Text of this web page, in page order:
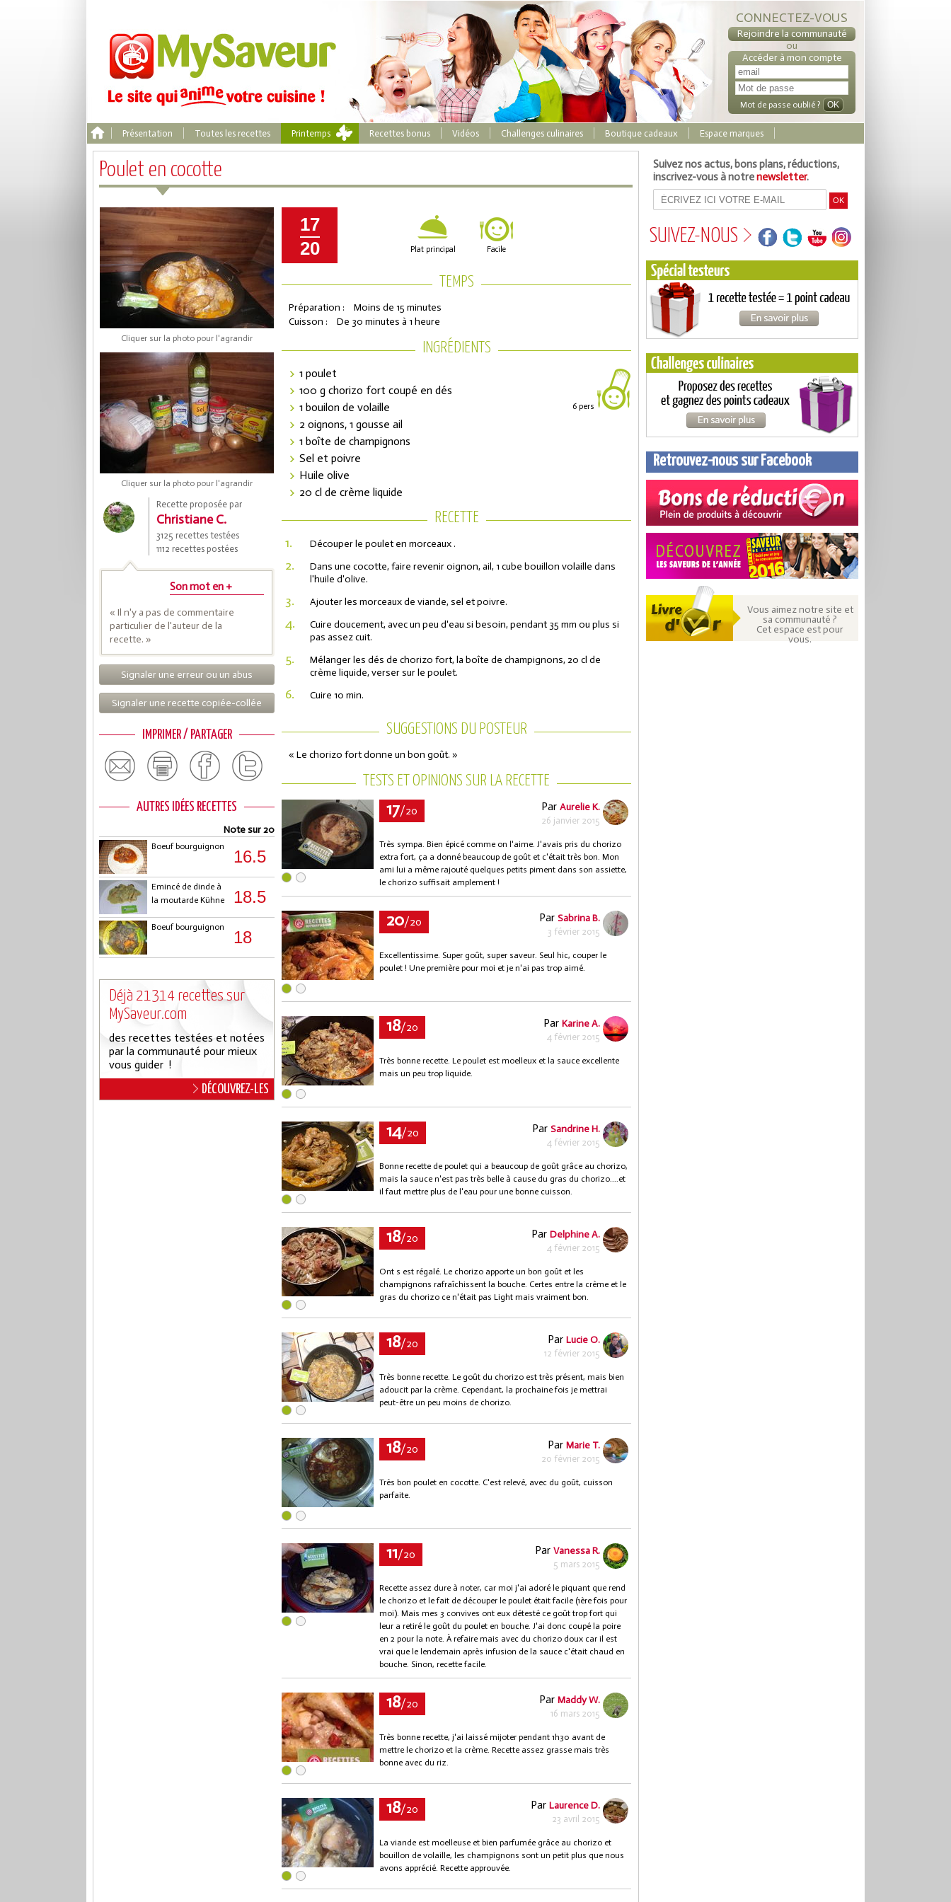
CONNECTEZ-VOUS
Rejoindre la communauté
ou
Accéder à mon compte
Mot de passe oublié ?
Présentation Toutes les recettes Printemps Recettes bonus Vidéos Challenges culinaires Boutique cadeaux Espace marques
Poulet en cocotte
Cliquer sur la photo pour l'agrandir
Cliquer sur la photo pour l'agrandir
Recette proposée par
Christiane C.
3125 recettes testées
1112 recettes postées
Son mot en +
« Il n'y a pas de commentaire
particulier de l'auteur de la
recette. »
Signaler une erreur ou un abus
Signaler une recette copiée-collée
IMPRIMER / PARTAGER
AUTRES IDÉES RECETTES
Note sur 20
Boeuf bourguignon
16.5
Emincé de dinde à
la moutarde Kühne
18.5
Boeuf bourguignon
18
Déjà 21314 recettes sur
MySaveur.com
des recettes testées et notées
par la communauté pour mieux
vous guider !
DÉCOUVREZ-LES
17
20
Plat principal Facile
TEMPS
Préparation :
Moins de 15 minutes
Cuisson :
De 30 minutes à 1 heure
INGRÉDIENTS
6 pers
1 poulet
100 g chorizo fort coupé en dés
1 bouilon de volaille
2 oignons, 1 gousse ail
1 boîte de champignons
Sel et poivre
Huile olive
20 cl de crème liquide
RECETTE
1. Découper le poulet en morceaux .
2.
Dans une cocotte, faire revenir oignon, ail, 1 cube bouillon volaille dans
l'huile d'olive.
3. Ajouter les morceaux de viande, sel et poivre.
4.
Cuire doucement, avec un peu d'eau si besoin, pendant 35 mm ou plus si
pas assez cuit.
5.
Mélanger les dés de chorizo fort, la boîte de champignons, 20 cl de
crème liquide, verser sur le poulet.
6. Cuire 10 min.
SUGGESTIONS DU POSTEUR
« Le chorizo fort donne un bon goût. »
TESTS ET OPINIONS SUR LA RECETTE
17/20 Par Aurelie K.
26 janvier 2015
Très sympa. Bien épicé comme on l'aime. J'avais pris du chorizo
extra fort, ça a donné beaucoup de goût et c'était très bon. Mon
ami lui a même rajouté quelques petits piment dans son assiette,
le chorizo suffisait amplement !
20/20 Par Sabrina B.
3 février 2015
Excellentissime. Super goût, super saveur. Seul hic, couper le
poulet ! Une première pour moi et je n'ai pas trop aimé.
18/20 Par Karine A.
4 février 2015
Très bonne recette. Le poulet est moelleux et la sauce excellente
mais un peu trop liquide.
14/20 Par Sandrine H.
4 février 2015
Bonne recette de poulet qui a beaucoup de goût grâce au chorizo,
mais la sauce n'est pas très belle à cause du gras du chorizo....et
il faut mettre plus de l'eau pour une bonne cuisson.
18/20 Par Delphine A.
4 février 2015
Ont s est régalé. Le chorizo apporte un bon goût et les
champignons rafraîchissent la bouche. Certes entre la crème et le
gras du chorizo ce n'était pas Light mais vraiment bon.
18/20 Par Lucie O.
12 février 2015
Très bonne recette. Le goût du chorizo est très présent, mais bien
adoucit par la crème. Cependant, la prochaine fois je mettrai
peut-être un peu moins de chorizo.
18/20 Par Marie T.
20 février 2015
Très bon poulet en cocotte. C'est relevé, avec du goût, cuisson
parfaite.
11/20 Par Vanessa R.
5 mars 2015
Recette assez dure à noter, car moi j'ai adoré le piquant que rend
le chorizo et le fait de découper le poulet était facile (1ère fois pour
moi). Mais mes 3 convives ont eux détesté ce goût trop fort qui
leur a retiré le goût du poulet en bouche. J'ai donc coupé la poire
en 2 pour la note. À refaire mais avec du chorizo doux car il est
vrai que le lendemain après infusion de la sauce c'était chaud en
bouche. Sinon, recette facile.
18/20 Par Maddy W.
16 mars 2015
Très bonne recette, j'ai laissé mijoter pendant 1h30 avant de
mettre le chorizo et la crème. Recette assez grasse mais très
bonne avec du riz.
18/20 Par Laurence D.
23 avril 2015
La viande est moelleuse et bien parfumée grâce au chorizo et
bouillon de volaille, les champignons sont un petit plus que nous
avons apprécié. Recette approuvée.
Suivez nos actus, bons plans, réductions,
inscrivez-vous à notrenewsletter.
SUIVEZ-NOUS
Retrouvez-nous sur Facebook
Coupons de réduction
Saveurs de l'Année
Vous aimez notre site et
sa communauté ?
Cet espace est pour
vous.